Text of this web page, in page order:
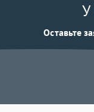
У
Оставьте